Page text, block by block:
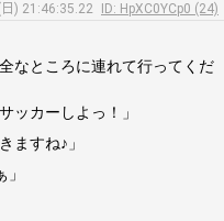
) 21:46:35.22
ID: HpXC0YCp0 (24)
なところに連れて行ってくだ
ッカーしよっ！」
ますね♪」